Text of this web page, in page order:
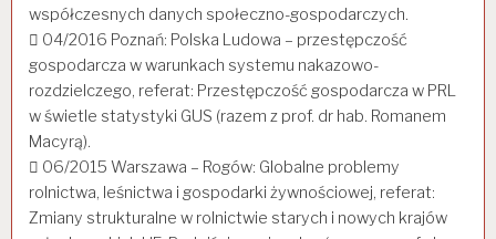
współczesnych danych społeczno-gospodarczych.
 04/2016 Poznań: Polska Ludowa – przestępczość
gospodarcza w warunkach systemu nakazowo-
rozdzielczego, referat: Przestępczość gospodarcza w PRL
w świetle statystyki GUS (razem z prof. dr hab. Romanem
Macyrą).
 06/2015 Warszawa – Rogów: Globalne problemy
rolnictwa, leśnictwa i gospodarki żywnościowej, referat:
Zmiany strukturalne w rolnictwie starych i nowych krajów